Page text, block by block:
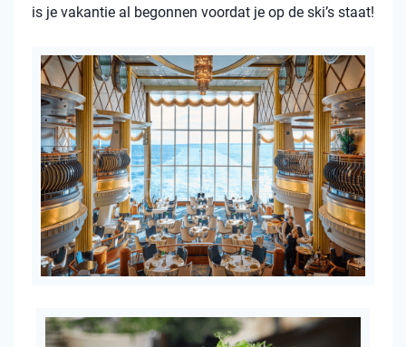
is je vakantie al begonnen voordat je op de ski’s staat!